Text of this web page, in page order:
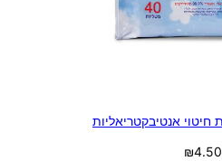
₪4.50